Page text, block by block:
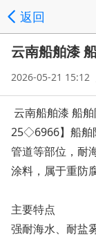
返回
云南船舶漆
2026-05-21 15:12
云南船舶漆 船
25◇6966】船舶
管道等部位，耐
涂料，属于重防
主要特点
强耐海水、耐盐